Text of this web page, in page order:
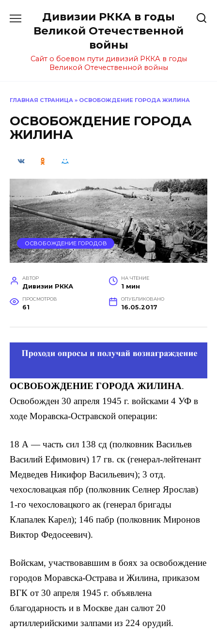
содержанию
Дивизии РККА в годы
Великой Отечественной
войны
Сайт о боевом пути дивизий РККА в годы
Великой Отечественной войны
ГЛАВНАЯ СТРАНИЦА » ОСВОБОЖДЕНИЕ ГОРОДА ЖИЛИНА
ОСВОБОЖДЕНИЕ ГОРОДА
ЖИЛИНА
ОСВОБОЖДЕНИЕ ГОРОДОВ
АВТОР
Дивизии РККА
НА ЧТЕНИЕ
1 мин
ПРОСМОТРОВ
61
ОПУБЛИКОВАНО
16.05.2017
ОСВОБОЖДЕНИЕ ГОРОДА ЖИЛИНА.
Освобожден 30 апреля 1945 г. войсками 4 УФ в
ходе Моравска-Остравской операции:
18 А — часть сил 138 сд (полковник Васильев
Василий Ефимович) 17 гв. ск (генерал-лейтенант
Медведев Никифор Васильевич); 3 отд.
чехословацкая пбр (полковник Селнер Ярослав)
1-го чехословацкого ак (генерал бригады
Клапалек Карел); 146 пабр (полковник Миронов
Виктор Федосеевич).
Войскам, участвовавшим в боях за освобождение
городов Моравска-Острава и Жилина, приказом
ВГК от 30 апреля 1945 г. объявлена
благодарность и в Москве дан салют 20
артиллерийскими залпами из 224 орудий.